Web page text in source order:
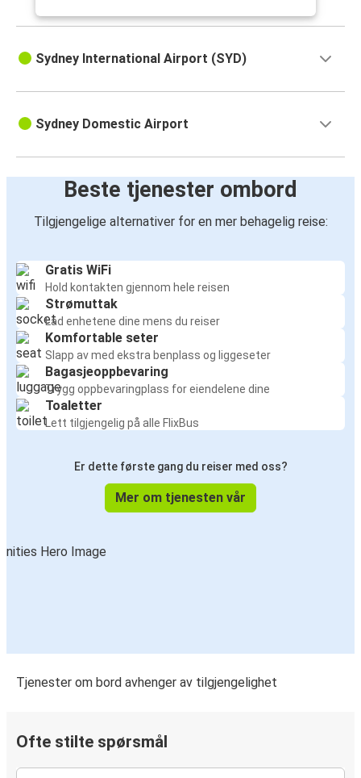
Sydney International Airport (SYD)
Sydney Domestic Airport
Beste tjenester ombord
Tilgjengelige alternativer for en mer behagelig reise:
Gratis WiFi
Hold kontakten gjennom hele reisen
Strømuttak
Lad enhetene dine mens du reiser
Komfortable seter
Slapp av med ekstra benplass og liggeseter
Bagasjeoppbevaring
Trygg oppbevaringplass for eiendelene dine
Toaletter
Lett tilgjengelig på alle FlixBus
Er dette første gang du reiser med oss?
Mer om tjenesten vår
Tjenester om bord avhenger av tilgjengelighet
Ofte stilte spørsmål